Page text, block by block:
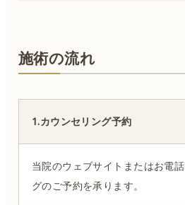
施術の流れ
1.カウンセリング予約
当院のウェブサイトまたはお電
グのご予約を承ります。